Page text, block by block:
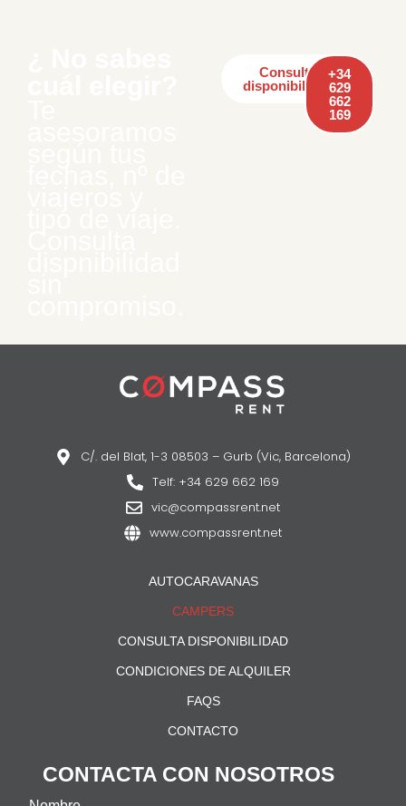
Consulta
disponibilidad
+34
629
662
169
C/. del Blat, 1-3 08503 – Gurb (Vic, Barcelona)
Telf: +34 629 662 169
vic@compassrent.net
www.compassrent.net
AUTOCARAVANAS
CAMPERS
CONSULTA DISPONIBILIDAD
CONDICIONES DE ALQUILER
FAQS
CONTACTO
CONTACTA CON NOSOTROS